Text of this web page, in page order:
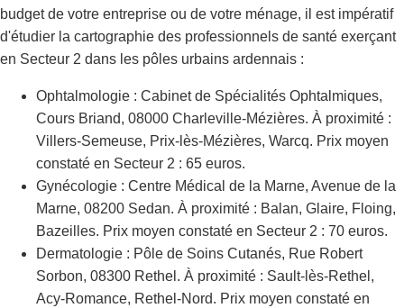
budget de votre entreprise ou de votre ménage, il est impératif
d'étudier la cartographie des professionnels de santé exerçant
en Secteur 2 dans les pôles urbains ardennais :
Ophtalmologie : Cabinet de Spécialités Ophtalmiques,
Cours Briand, 08000 Charleville-Mézières. À proximité :
Villers-Semeuse, Prix-lès-Mézières, Warcq. Prix moyen
constaté en Secteur 2 : 65 euros.
Gynécologie : Centre Médical de la Marne, Avenue de la
Marne, 08200 Sedan. À proximité : Balan, Glaire, Floing,
Bazeilles. Prix moyen constaté en Secteur 2 : 70 euros.
Dermatologie : Pôle de Soins Cutanés, Rue Robert
Sorbon, 08300 Rethel. À proximité : Sault-lès-Rethel,
Acy-Romance, Rethel-Nord. Prix moyen constaté en